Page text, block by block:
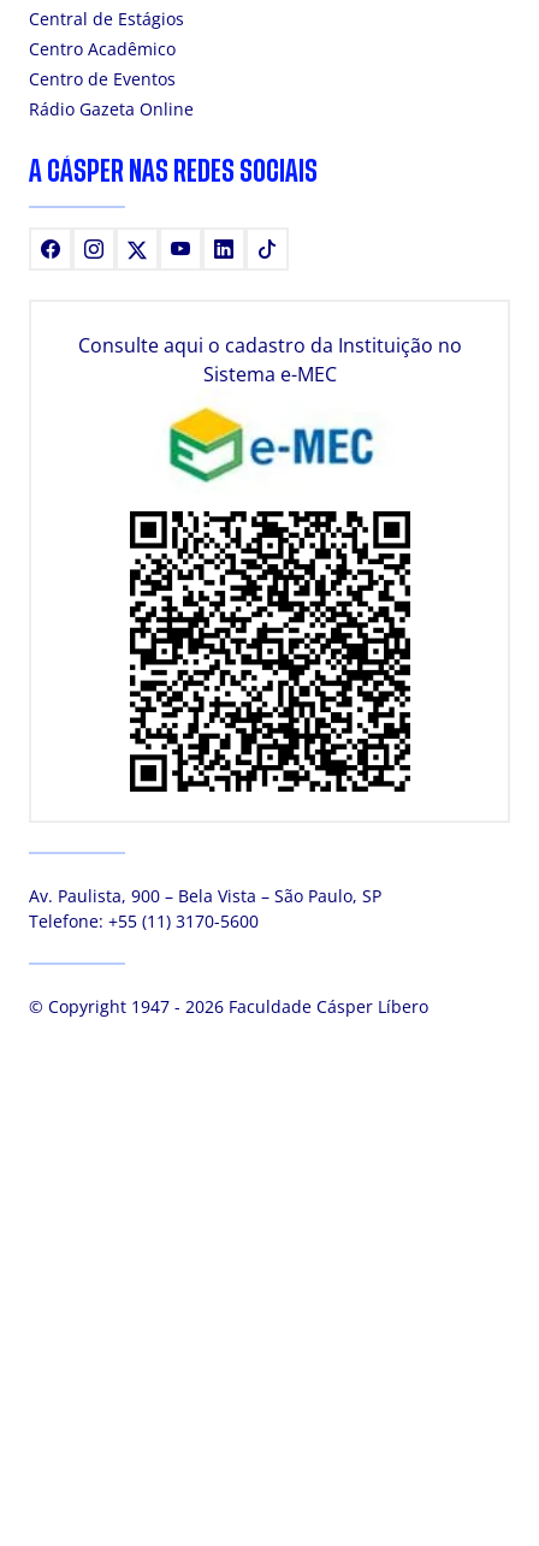
Central de Estágios
Centro Acadêmico
Centro de Eventos
Rádio Gazeta Online
A CÁSPER NAS REDES SOCIAIS
FacebookInstagram YoutubeLinkedIn
Consulte aqui o cadastro da Instituição no
Sistema e-MEC
Av. Paulista, 900 – Bela Vista – São Paulo, SP
Telefone: +55 (11) 3170-5600
© Copyright 1947 - 2026 Faculdade Cásper Líbero